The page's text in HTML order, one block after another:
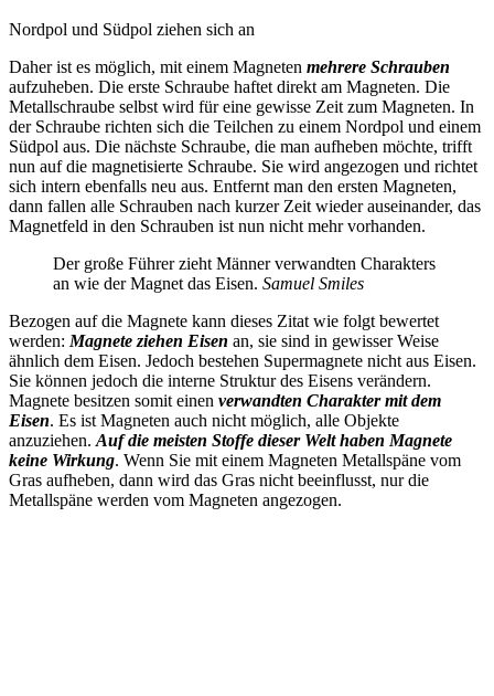
Nordpol und Südpol ziehen sich an
Daher ist es möglich, mit einem Magneten mehrere Schrauben
aufzuheben. Die erste Schraube haftet direkt am Magneten. Die
Metallschraube selbst wird für eine gewisse Zeit zum Magneten. In
der Schraube richten sich die Teilchen zu einem Nordpol und einem
Südpol aus. Die nächste Schraube, die man aufheben möchte, trifft
nun auf die magnetisierte Schraube. Sie wird angezogen und richtet
sich intern ebenfalls neu aus. Entfernt man den ersten Magneten,
dann fallen alle Schrauben nach kurzer Zeit wieder auseinander, das
Magnetfeld in den Schrauben ist nun nicht mehr vorhanden.
Der große Führer zieht Männer verwandten Charakters
an wie der Magnet das Eisen. Samuel Smiles
Bezogen auf die Magnete kann dieses Zitat wie folgt bewertet
werden: Magnete ziehen Eisen an, sie sind in gewisser Weise
ähnlich dem Eisen. Jedoch bestehen Supermagnete nicht aus Eisen.
Sie können jedoch die interne Struktur des Eisens verändern.
Magnete besitzen somit einen verwandten Charakter mit dem
Eisen. Es ist Magneten auch nicht möglich, alle Objekte
anzuziehen. Auf die meisten Stoffe dieser Welt haben Magnete
keine Wirkung. Wenn Sie mit einem Magneten Metallspäne vom
Gras aufheben, dann wird das Gras nicht beeinflusst, nur die
Metallspäne werden vom Magneten angezogen.